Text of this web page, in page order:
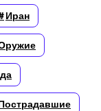
Иран